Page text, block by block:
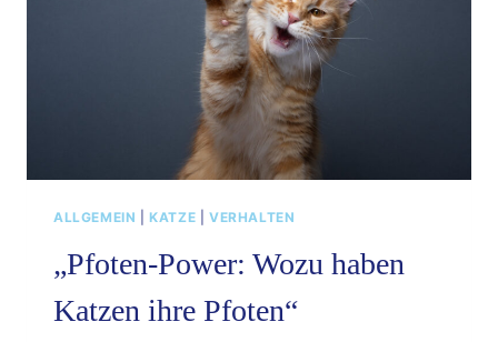
ALLGEMEIN |KATZE VERHALTEN
„Pfoten-Power: Wozu haben
Katzen ihre Pfoten“